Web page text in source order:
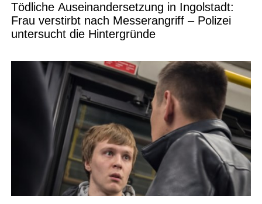
Tödliche Auseinandersetzung in Ingolstadt:
Frau verstirbt nach Messerangriff – Polizei
untersucht die Hintergründe